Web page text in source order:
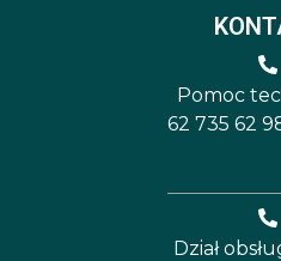
Pomoc
62 735 62
Dział